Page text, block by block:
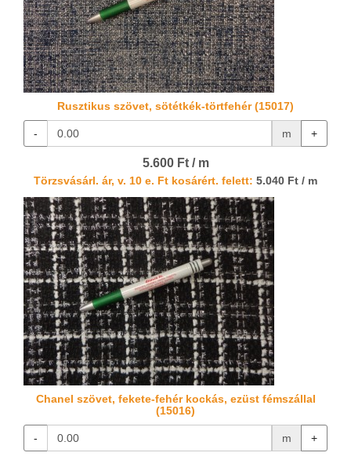
Rusztikus szövet, sötétkék-törtfehér (15017)
- m +
5.600 Ft / m
Törzsvásárl. ár, v. 10 e. Ft kosárért. felett: 5.040 Ft / m
Chanel szövet, fekete-fehér kockás, ezüst fémszállal
(15016)
- m +